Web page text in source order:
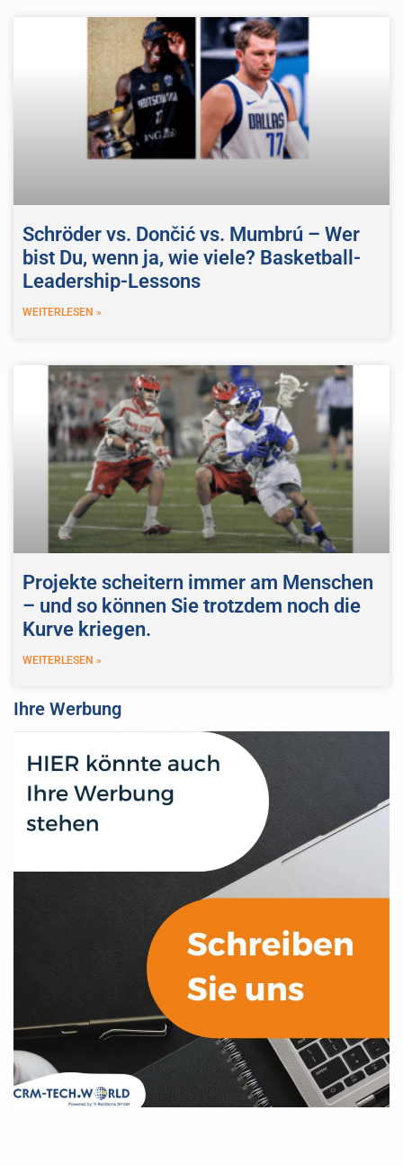
Schröder vs. Dončić vs. Mumbrú – Wer
bist Du, wenn ja, wie viele? Basketball-
Leadership-Lessons
WEITERLESEN »
Projekte scheitern immer am Menschen
– und so können Sie trotzdem noch die
Kurve kriegen.
WEITERLESEN »
Ihre Werbung